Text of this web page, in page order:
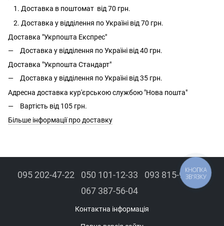
Доставка в поштомат від 70 грн.
Доставка у відділення по Україні від 70 грн.
Доставка "Укрпошта Експрес"
Доставка у відділення по Україні від 40 грн.
Доставка "Укрпошта Стандарт"
Доставка у відділення по Україні від 35 грн.
Адресна доставка кур'єрською службою "Нова пошта"
Вартість від 105 грн.
Більше інформації про доставку
095 202-47-22 050 101-12-33
093 815-94-43
067 387-56-04
Контактна інформація
КНОПКА
ЗВ'ЯЗКУ